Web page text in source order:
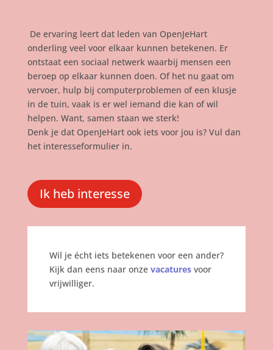
De ervaring leert dat leden van OpenJeHart
onderling veel voor elkaar kunnen betekenen. Er
ontstaat een sociaal netwerk waarbij mensen een
beroep op elkaar kunnen doen. Of het nu gaat om
vervoer, hulp bij computerproblemen of een klusje
in de tuin, vaak is er wel iemand die kan of wil
helpen. Want, samen staan we sterk!
Denk je dat OpenJeHart ook iets voor jou is? Vul dan
het interesseformulier in.
Ik heb interesse
Wil je écht iets betekenen voor een ander?
Kijk dan eens naar onze vacaturesvoor
vrijwilliger.